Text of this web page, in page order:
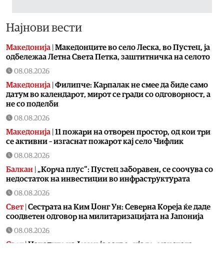
Најнови вести
Македонија Македонците во село Леска, во Пустец, ја
одбележаа Летна Света Петка, заштитничка на селото
08.08.2026
Македонија Филипче: Карпалак не смее да биде само
датум во календарот, мирот се гради со одговорност, а
не со поделби
08.08.2026
Македонија 11 пожари на отворен простор, од кои три
се активни – изгаснат пожарот кај село Чифлик
08.08.2026
Балкан „Корча плус“: Пустец заборавен, се соочува со
недостаток на инвестиции во инфраструктурата
08.08.2026
Свет| Сестрата на Ким Џонг Ун: Cеверна Кореја ќе даде
соодветен одговор на милитаризацијата на Јапонија
08.08.2026
Свет |Нападите на Јемен ја затворија германската